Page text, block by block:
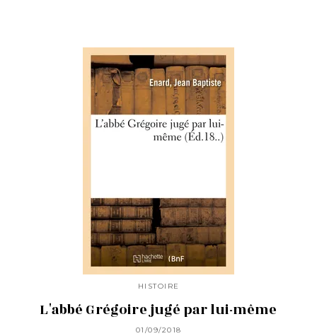
HISTOIRE
L'abbé Grégoire jugé par lui-même
01/09/2018